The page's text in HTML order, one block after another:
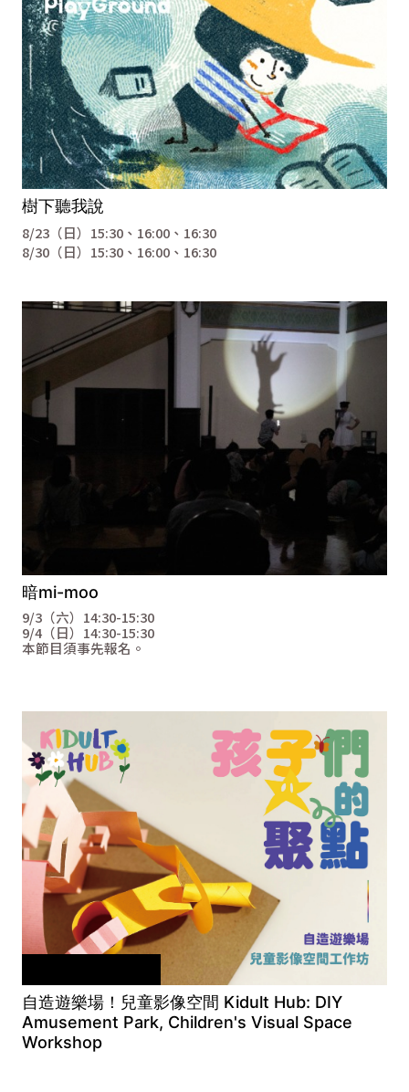
樹下聽我說
8/23（日）15:30、16:00、16:30
8/30（日）15:30、16:00、16:30
暗mi-moo
9/3（六） 14:30-15:30
9/4（日） 14:30-15:30
本節目須事先報名。
自造遊樂場！兒童影像空間 Kidult Hub: DIY
Amusement Park, Children's Visual Space
Workshop